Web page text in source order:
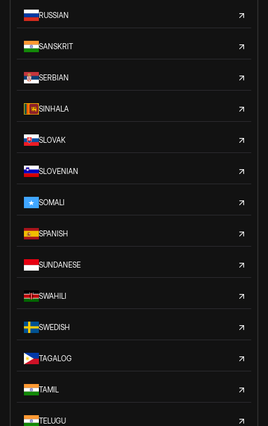
RUSSIAN
SANSKRIT
SERBIAN
SINHALA
SLOVAK
SLOVENIAN
SOMALI
SPANISH
SUNDANESE
SWAHILI
SWEDISH
TAGALOG
TAMIL
TELUGU